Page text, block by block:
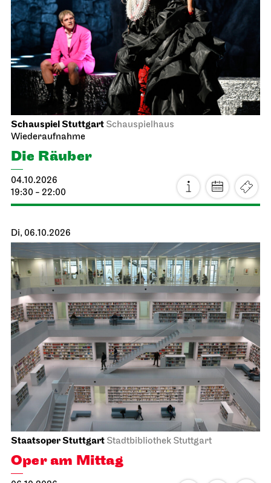
Schauspiel Stuttgart Schauspielhaus
Wiederaufnahme
Die Räuber
04.10.2026
19:30 - 22:00
Di, 06.10.2026
Staatsoper Stuttgart Stadtbibliothek Stuttgart
Oper am Mittag